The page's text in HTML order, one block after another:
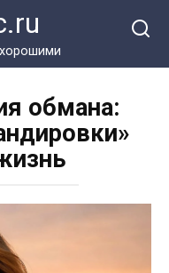
обмана: